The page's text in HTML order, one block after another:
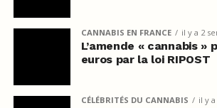
CANNABIS EN FRANCE il y a 2
L’amende « cannabis »
euros par la loi RIPOST
CÉLÉBRITÉS DU CANNABIS il y